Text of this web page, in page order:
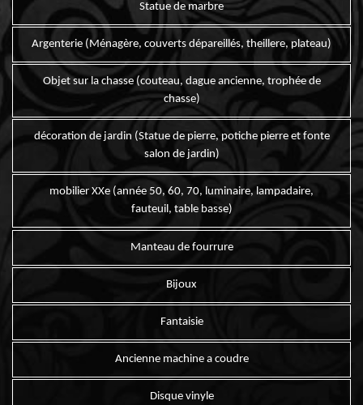
Statue de marbre
Argenterie (Ménagère, couverts dépareillés, theillere, plateau)
Objet sur la chasse (couteau, dague ancienne, trophée de
chasse)
décoration de jardin (Statue de pierre, potiche pierre et fonte
salon de jardin)
mobilier XXe (année 50, 60, 70, luminaire, lampadaire,
fauteuil, table basse)
Manteau de fourrure
Bijoux
Fantaisie
Ancienne machine a coudre
Disque vinyle